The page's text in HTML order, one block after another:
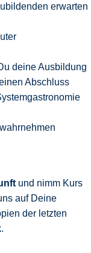
erwarten
deine Ausbildung
Abschluss
und nimm Kurs
auf Deine
der letzten
.